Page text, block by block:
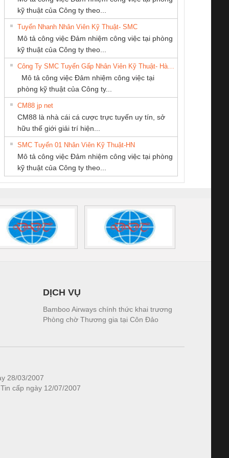
An Toàn
Contact
– PSR-
SCP-
FSP/2X1/1X2
sát chuỗi
tấm pin
16I+
(2502520000)
Bộ giám sát chuỗi
tấm pin
TRANSCLINIC 16I+
1K5 L (2433950000)
Bộ giám sát dòng
TRANSCLINIC 16I+
(2008130000)
Bộ chỉnh lưu nguồn
điện TRANSCLINIC
BKE 1K5.4
(7791400879)2. Giá
Nẹp nhôm chống
trơn Đà Nẵng
TY CỔ
TỰ ĐỘNG
HƯNG
CÔNG TY TNHH
THIẾT BỊ CÔNG
NGHIỆP NIHON
SETSUBI VIỆT
NAM
Tan Dong Cang
TY TNHH
MẠI
VỤ KỸ
ĐIỆN CƠ
HƯNG PHÁT
TM-DV DAI DONG
THANH
Thiết Bị Điện Nam
kỹ thuật của Công ty theo...
Tuyển Nhanh Nhân Viên Kỹ Thuật- SMC
Mô tả công việc Đảm nhiệm công việc tại phòng
kỹ thuật của Công ty theo...
Mô tả công việc Đảm nhiệm công việc tại
phòng kỹ thuật của Công ty...
CM88 jp net
CM88 là nhà cái cá cược trực tuyến uy tín, sở
hữu thế giới giải trí hiện...
SMC Tuyển 01 Nhân Viên Kỹ Thuật-HN
Mô tả công việc Đảm nhiệm công việc tại phòng
kỹ thuật của Công ty theo...
DỊCH VỤ
Bamboo Airways chính thức khai trương
Phòng chờ Thương gia tại Côn Đảo
28/03/2007
cấp ngày 12/07/2007